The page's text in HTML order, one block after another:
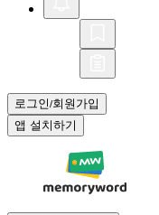
로그인/회원가입
앱 설치하기